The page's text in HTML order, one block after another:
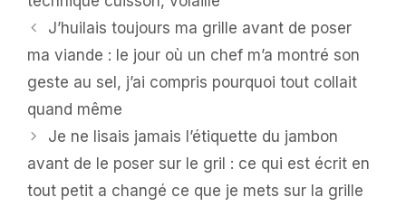
J’huilais toujours ma grille avant de poser
ma viande : le jour où un chef m’a montré son
geste au sel, j’ai compris pourquoi tout collait
quand même
Je ne lisais jamais l’étiquette du jambon
avant de le poser sur le gril : ce qui est écrit en
tout petit a changé ce que je mets sur la grille